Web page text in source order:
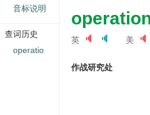
英 美
作战研究处
音标说明
查词历史
operatio